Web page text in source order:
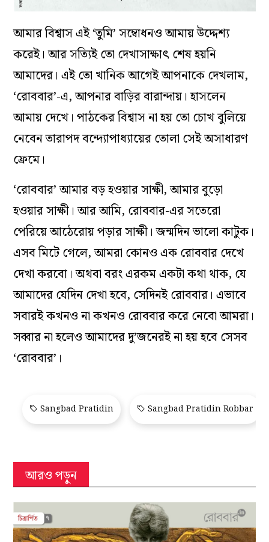
আমার বিশ্বাস এই ‘তুমি’ সম্বোধনও আমায় উদ্দেশ্য
করেই। আর সত্যিই তো দেখাসাক্ষাৎ শেষ হয়নি
আমাদের। এই তো খানিক আগেই আপনাকে দেখলাম,
‘রোববার’-এ, আপনার বাড়ির বারান্দায়। হাসলেন
আমায় দেখে। পাঠকের বিশ্বাস না হয় তো চোখ বুলিয়ে
নেবেন তারাপদ বন্দ্যোপাধ্যায়ের তোলা সেই অসাধারণ
ফ্রেমে।
‘রোববার’ আমার বড় হওয়ার সাক্ষী, আমার বুড়ো
হওয়ার সাক্ষী। আর আমি, রোববার-এর সতেরো
পেরিয়ে আঠেরোয় পড়ার সাক্ষী। জন্মদিন ভালো কাটুক।
এসব মিটে গেলে, আমরা কোনও এক রোববার দেখে
দেখা করবো। অথবা বরং এরকম একটা কথা থাক, যে
আমাদের যেদিন দেখা হবে, সেদিনই রোববার। এভাবে
সবারই কখনও না কখনও রোববার করে নেবো আমরা।
সব্বার না হলেও আমাদের দু’জনেরই না হয় হবে সেসব
‘রোববার’।
Sangbad Pratidin Sangbad Pratidin Robbar
আরও পড়ুন